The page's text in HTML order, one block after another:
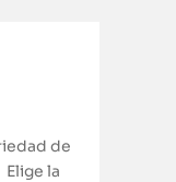
de
la